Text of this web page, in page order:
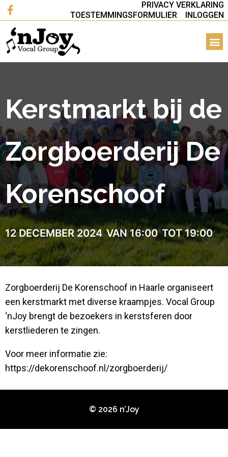
PRIVACY VERKLARING
TOESTEMMINGSFORMULIER
INLOGGEN
Kerstmarkt bij de
Zorgboerderij De
Korenschoof
12 DECEMBER 2024 VAN 16:00 TOT 19:00
Zorgboerderij De Korenschoof in Haarle organiseert
een kerstmarkt met diverse kraampjes. Vocal Group
‘nJoy brengt de bezoekers in kerstsferen door
kerstliederen te zingen.
Voor meer informatie zie:
https://dekorenschoof.nl/zorgboerderij/
© 2026 n’Joy